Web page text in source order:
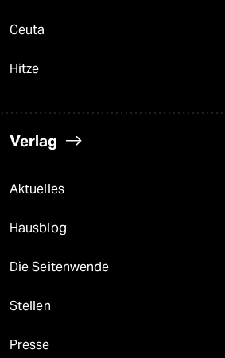
Ceuta
Hitze
Verlag
Aktuelles
Hausblog
Die Seitenwende
Stellen
Presse